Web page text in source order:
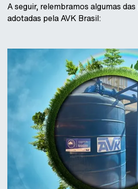
A seguir, relembramos algumas
adotadas pela AVK Brasil: